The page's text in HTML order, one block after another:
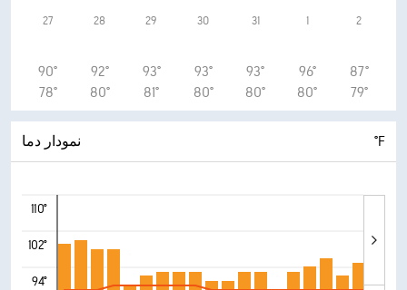
27
90°
78°
28
92°
80°
29
93°
81°
30
93°
80°
31
93°
80°
1
96°
80°
2
87°
79°
نمودار دما °F
110°
102°
94°